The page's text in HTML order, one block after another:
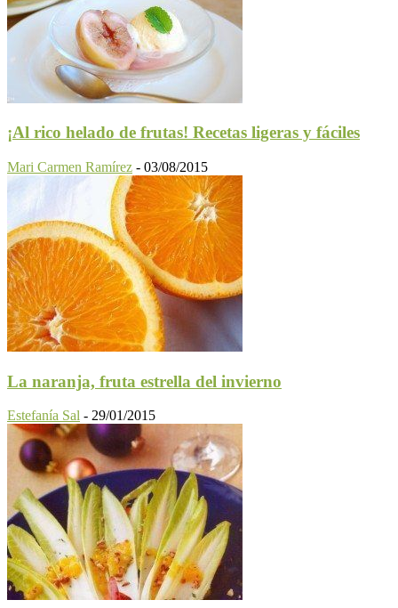
¡Al rico helado de frutas! Recetas ligeras y fáciles
Mari Carmen Ramírez - 03/08/2015
La naranja, fruta estrella del invierno
Estefanía Sal - 29/01/2015